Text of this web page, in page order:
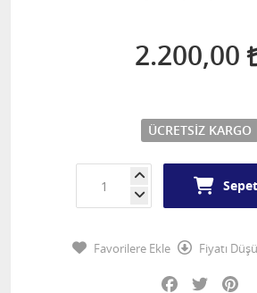
2.200,00
ÜCRETSIZ KARGO
Favorilere Ekle
Fiyatı
Facebook
Twitter